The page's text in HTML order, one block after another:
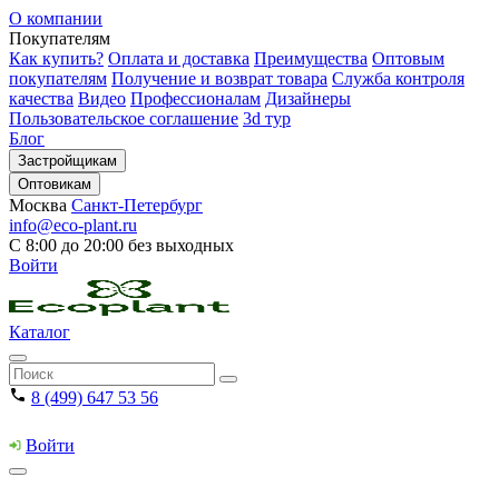
О компании
Покупателям
Как купить? Оплата и доставка Преимущества Оптовым
покупателям Получение и возврат товара Служба контроля
качества Видео Профессионалам Дизайнеры
Пользовательское соглашение 3d тур
Блог
Застройщикам
Оптовикам
Москва Санкт-Петербург
info@eco-plant.ru
С 8:00 до 20:00 без выходных
Войти
Каталог
8 (499) 647 53 56
Войти